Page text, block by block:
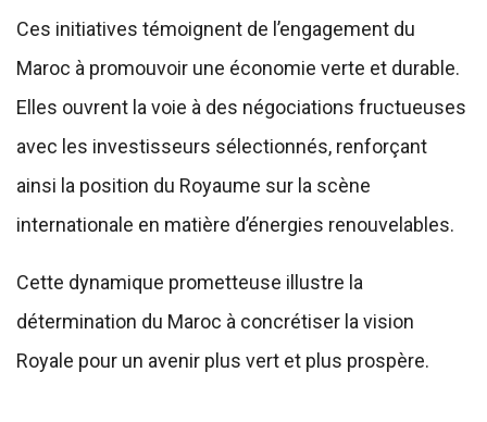
Ces initiatives témoignent de l’engagement du
Maroc à promouvoir une économie verte et durable.
Elles ouvrent la voie à des négociations fructueuses
avec les investisseurs sélectionnés, renforçant
ainsi la position du Royaume sur la scène
internationale en matière d’énergies renouvelables.
Cette dynamique prometteuse illustre la
détermination du Maroc à concrétiser la vision
Royale pour un avenir plus vert et plus prospère.